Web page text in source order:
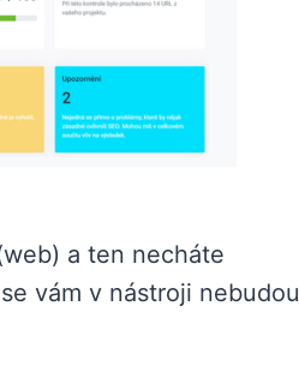
a ten necháte
vám v nástroji nebudou